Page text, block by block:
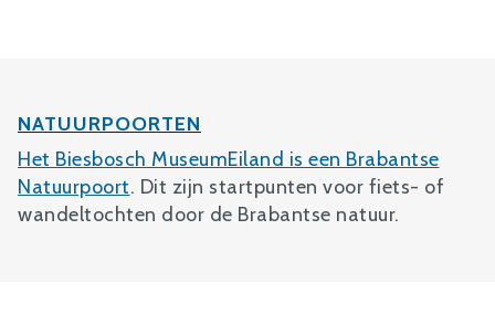
NATUURPOORTEN
Het Biesbosch MuseumEiland is een Brabantse
Natuurpoort. Dit zijn startpunten voor fiets- of
wandeltochten door de Brabantse natuur.